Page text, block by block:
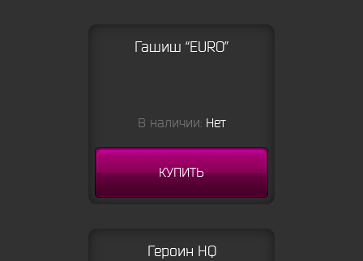
Гашиш “EURO”
В наличии: Нет
КУПИТЬ
Героин HQ